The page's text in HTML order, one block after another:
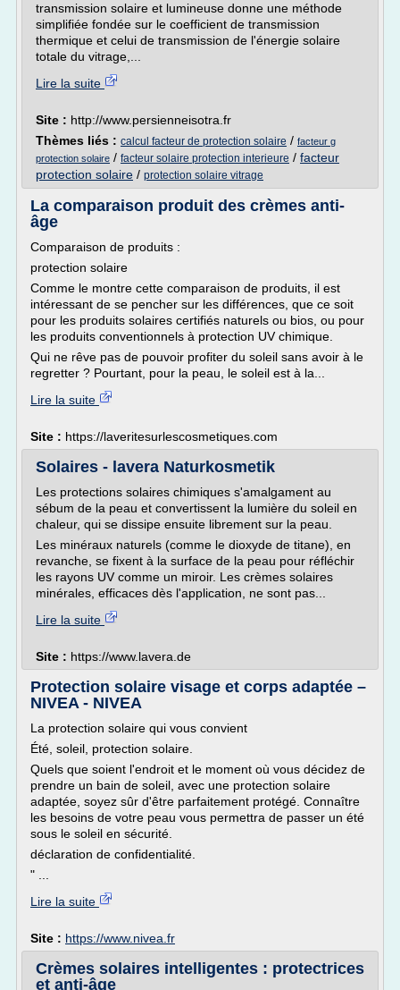
transmission solaire et lumineuse donne une méthode
simplifiée fondée sur le coefficient de transmission
thermique et celui de transmission de l'énergie solaire
totale du vitrage,...
Lire la suite
Site : http://www.persienneisotra.fr
Thèmes liés : calcul facteur de protection solaire / facteur g
protection solaire / facteur solaire protection interieure / facteur
protection solaire / protection solaire vitrage
La comparaison produit des crèmes anti-
âge
Comparaison de produits :
protection solaire
Comme le montre cette comparaison de produits, il est
intéressant de se pencher sur les différences, que ce soit
pour les produits solaires certifiés naturels ou bios, ou pour
les produits conventionnels à protection UV chimique.
Qui ne rêve pas de pouvoir profiter du soleil sans avoir à le
regretter ? Pourtant, pour la peau, le soleil est à la...
Lire la suite
Site : https://laveritesurlescosmetiques.com
Solaires - lavera Naturkosmetik
Les protections solaires chimiques s'amalgament au
sébum de la peau et convertissent la lumière du soleil en
chaleur, qui se dissipe ensuite librement sur la peau.
Les minéraux naturels (comme le dioxyde de titane), en
revanche, se fixent à la surface de la peau pour réfléchir
les rayons UV comme un miroir. Les crèmes solaires
minérales, efficaces dès l'application, ne sont pas...
Lire la suite
Site : https://www.lavera.de
Protection solaire visage et corps adaptée –
NIVEA - NIVEA
La protection solaire qui vous convient
Été, soleil, protection solaire.
Quels que soient l'endroit et le moment où vous décidez de
prendre un bain de soleil, avec une protection solaire
adaptée, soyez sûr d'être parfaitement protégé. Connaître
les besoins de votre peau vous permettra de passer un été
sous le soleil en sécurité.
déclaration de confidentialité.
" ...
Lire la suite
Site : https://www.nivea.fr
Crèmes solaires intelligentes : protectrices
et anti-âge